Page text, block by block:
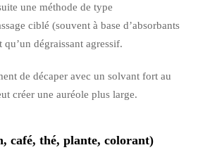
une méthode de type
ciblé (souvent à base d’absorbants
dégraissant agressif.
de décaper avec un solvant fort au
créer une auréole plus large.
café, thé, plante, colorant)